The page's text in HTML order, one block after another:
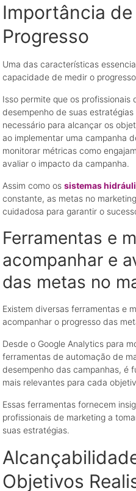
Importância
Progresso
Uma das características
capacidade de medir o
Isso permite que os profissionais
desempenho de suas
necessário para alcançar os
ao implementar uma campanha
monitorar métricas como
avaliar o impacto da campanha.
Assim como ossistemas
constante, as metas no
cuidadosa para garantir o
Ferramentas e
acompanhar e
das metas no
Existem diversas ferramentas e
acompanhar o progresso das
Desde o Google Analytics para
ferramentas de automação de
desempenho das campanhas, é
mais relevantes para cada
Essas ferramentas fornecem
profissionais de marketing a
suas estratégias.
Objetivos